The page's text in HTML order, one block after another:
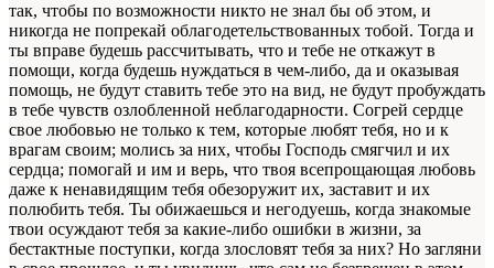
так, чтобы по возможности никто не знал бы об этом, и
никогда не попрекай облагодетельствованных тобой. Тогда и
ты вправе будешь рассчитывать, что и тебе не откажут в
помощи, когда будешь нуждаться в чем-либо, да и оказывая
помощь, не будут ставить тебе это на вид, не будут пробуждать
в тебе чувств озлобленной неблагодарности. Согрей сердце
свое любовью не только к тем, которые любят тебя, но и к
врагам своим; молись за них, чтобы Господь смягчил и их
сердца; помогай и им и верь, что твоя всепрощающая любовь
даже к ненавидящим тебя обезоружит их, заставит и их
полюбить тебя. Ты обижаешься и негодуешь, когда знакомые
твои осуждают тебя за какие-либо ошибки в жизни, за
бестактные поступки, когда злословят тебя за них? Но загляни